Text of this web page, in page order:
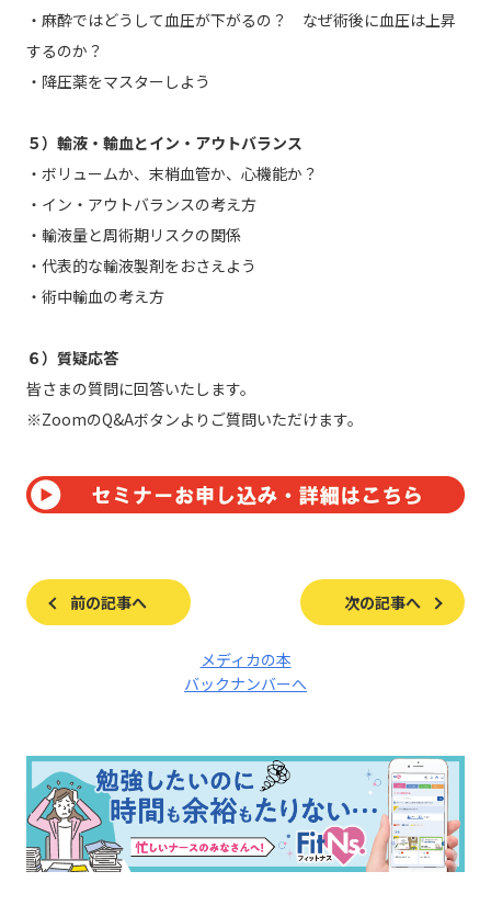
・麻酔ではどうして血圧が下がるの？ なぜ術後に血圧は上昇
するのか？
・降圧薬をマスターしよう
５）輸液・輸血とイン・アウトバランス
・ボリュームか、末梢血管か、心機能か？
・イン・アウトバランスの考え方
・輸液量と周術期リスクの関係
・代表的な輸液製剤をおさえよう
・術中輸血の考え方
６）質疑応答
皆さまの質問に回答いたします。
※ZoomのQ&Aボタンよりご質問いただけます。
前の記事へ 次の記事へ
メディカの本
バックナンバーへ